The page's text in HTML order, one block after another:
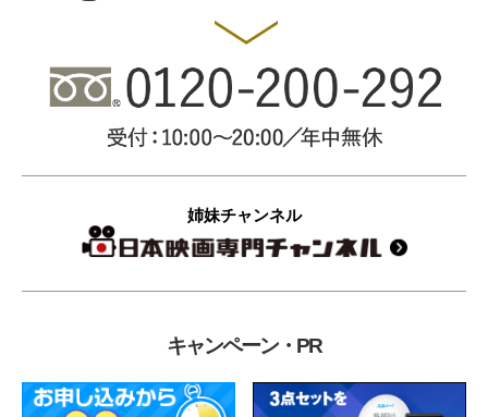
姉妹チャンネル
キャンペーン・PR